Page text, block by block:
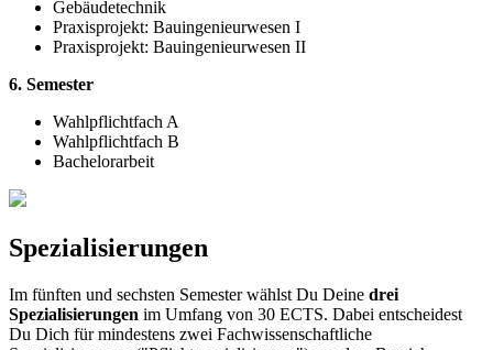
Gebäudetechnik
Praxisprojekt: Bauingenieurwesen I
Praxisprojekt: Bauingenieurwesen II
6. Semester
Wahlpflichtfach A
Wahlpflichtfach B
Bachelorarbeit
Spezialisierungen
Im fünften und sechsten Semester wählst Du Deine drei
Spezialisierungen im Umfang von 30 ECTS. Dabei entscheidest
Du Dich für mindestens zwei Fachwissenschaftliche